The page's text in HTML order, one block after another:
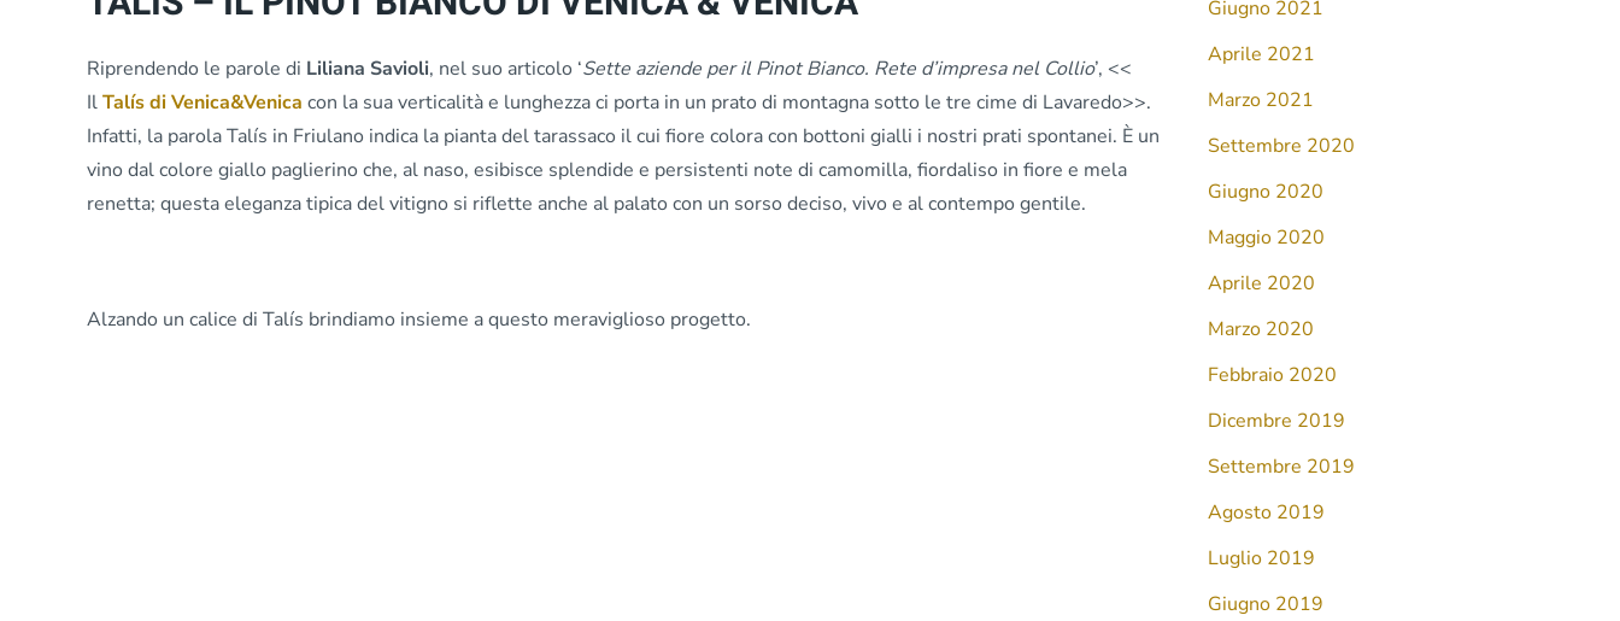
Riprendendo le parole di Liliana Savioli, nel suo articolo ‘Sette aziende per il Pinot Bianco. Rete d’impresa nel Collio’, <<
IlTalís di Venica&Venica con la sua verticalità e lunghezza ci porta in un prato di montagna sotto le tre cime di Lavaredo>>.
Infatti, la parola Talís in Friulano indica la pianta del tarassaco il cui fiore colora con bottoni gialli i nostri prati spontanei. È un
vino dal colore giallo paglierino che, al naso, esibisce splendide e persistenti note di camomilla, fiordaliso in fiore e mela
renetta; questa eleganza tipica del vitigno si riflette anche al palato con un sorso deciso, vivo e al contempo gentile.
Alzando un calice di Talís brindiamo insieme a questo meraviglioso progetto.
Giugno 2021
Aprile 2021
Marzo 2021
Settembre 2020
Giugno 2020
Maggio 2020
Aprile 2020
Marzo 2020
Febbraio 2020
Dicembre 2019
Settembre 2019
Agosto 2019
Luglio 2019
Giugno 2019